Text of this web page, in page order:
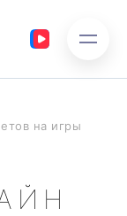
на игры